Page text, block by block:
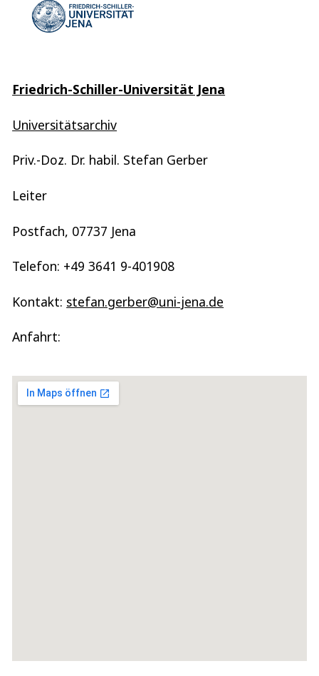
Friedrich-Schiller-Universität Jena
Universitätsarchiv
Priv.-Doz. Dr. habil. Stefan Gerber
Leiter
Postfach, 07737 Jena
Telefon: +49 3641 9-401908
Kontakt: stefan.gerber@uni-jena.de
Anfahrt: